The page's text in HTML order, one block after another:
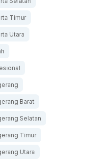
Timur
Utara
Barat
Selatan
Timur
Utara